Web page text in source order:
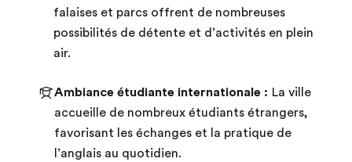
falaises et parcs offrent de nombreuses
possibilités de détente et d’activités en plein
air.
Ambiance étudiante internationale : La ville
accueille de nombreux étudiants étrangers,
favorisant les échanges et la pratique de
l’anglais au quotidien.